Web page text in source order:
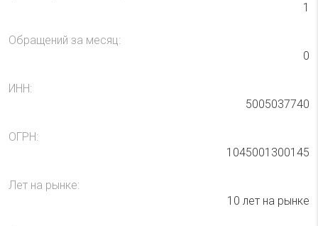
1
Обращений за месяц:
0
ИНН:
5005037740
ОГРН:
1045001300145
Лет на рынке:
10 лет на рынке